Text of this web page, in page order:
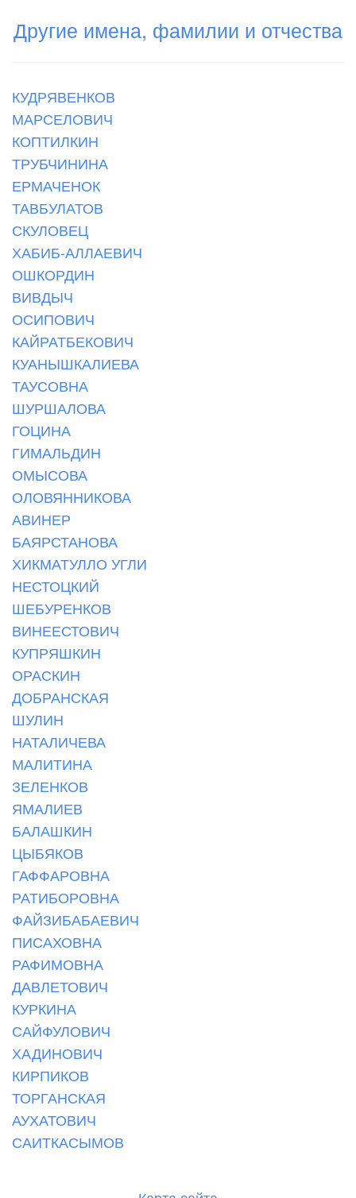
Другие имена, фамилии и отчества
КУДРЯВЕНКОВ
МАРСЕЛОВИЧ
КОПТИЛКИН
ТРУБЧИНИНА
ЕРМАЧЕНОК
ТАВБУЛАТОВ
СКУЛОВЕЦ
ХАБИБ-АЛЛАЕВИЧ
ОШКОРДИН
ВИВДЫЧ
ОСИПОВИЧ
КАЙРАТБЕКОВИЧ
КУАНЫШКАЛИЕВА
ТАУСОВНА
ШУРШАЛОВА
ГОЦИНА
ГИМАЛЬДИН
ОМЫСОВА
ОЛОВЯННИКОВА
АВИНЕР
БАЯРСТАНОВА
ХИКМАТУЛЛО УГЛИ
НЕСТОЦКИЙ
ШЕБУРЕНКОВ
ВИНЕЕСТОВИЧ
КУПРЯШКИН
ОРАСКИН
ДОБРАНСКАЯ
ШУЛИН
НАТАЛИЧЕВА
МАЛИТИНА
ЗЕЛЕНКОВ
ЯМАЛИЕВ
БАЛАШКИН
ЦЫБЯКОВ
ГАФФАРОВНА
РАТИБОРОВНА
ФАЙЗИБАБАЕВИЧ
ПИСАХОВНА
РАФИМОВНА
ДАВЛЕТОВИЧ
КУРКИНА
САЙФУЛОВИЧ
ХАДИНОВИЧ
КИРПИКОВ
ТОРГАНСКАЯ
АУХАТОВИЧ
САИТКАСЫМОВ